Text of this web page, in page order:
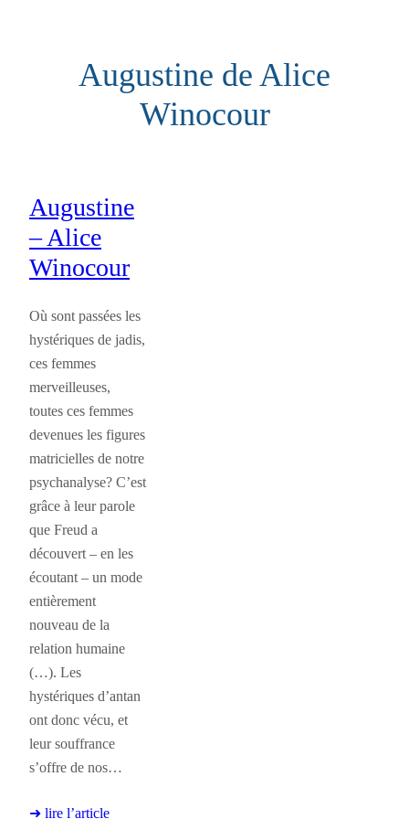
Augustine de Alice
Winocour
Augustine
– Alice
Winocour
Où sont passées les
hystériques de jadis,
ces femmes
merveilleuses,
toutes ces femmes
devenues les figures
matricielles de notre
psychanalyse? C’est
grâce à leur parole
que Freud a
découvert – en les
écoutant – un mode
entièrement
nouveau de la
relation humaine
(…). Les
hystériques d’antan
ont donc vécu, et
leur souffrance
s’offre de nos…
➜ lire l’article